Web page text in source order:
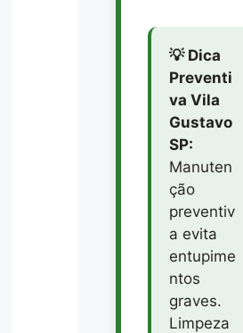
💡 Dica
Preventi
va Vila
Gustavo
SP:
Manuten
ção
preventiv
a evita
entupime
ntos
graves.
Limpeza